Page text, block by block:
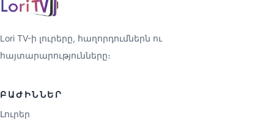
Lori TV-ի լուրերը, հաղորդումներն ու
հայտարարությունները։
ԲԱԺԻՆՆԵՐ
Լուրեր